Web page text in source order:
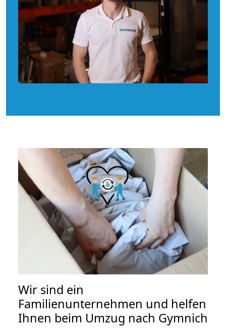
Wir sind ein
Familienunternehmen und helfen
Ihnen beim Umzug nach Gymnich